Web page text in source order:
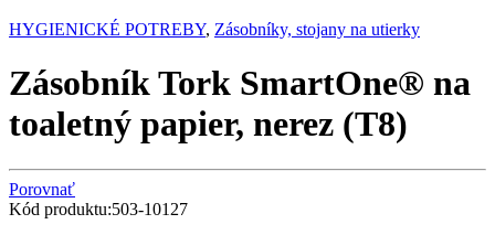
HYGIENICKÉ POTREBY, Zásobníky, stojany na utierky
Zásobník Tork SmartOne® na
toaletný papier, nerez (T8)
Porovnať
Kód produktu:503-10127